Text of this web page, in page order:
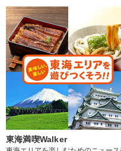
東海満喫Walker